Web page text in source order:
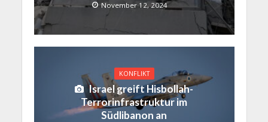
November 12, 2024
KONFLIKT
Israel greift Hisbollah-
Terrorinfrastruktur im
Südlibanon an